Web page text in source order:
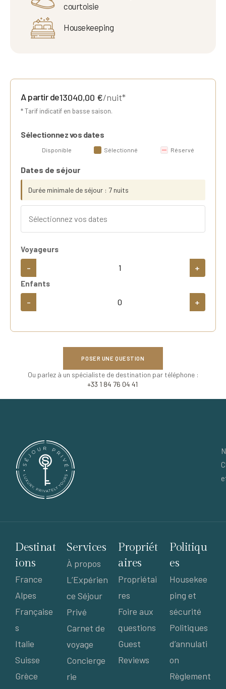
courtoisie
Housekeeping
A partir de13040,00 €/nuit*
* Tarif indicatif en basse saison.
Sélectionnez vos dates
Disponible Sélectionné Réservé
Dates de séjour
Durée minimale de séjour : 7 nuits
Voyageurs
- +
Enfants
- +
POSER UNE QUESTION
Ou parlez à un spécialiste de destination par téléphone :
+33 1 84 76 04 41
Destinat
ions
France
Alpes
Française
s
Italie
Suisse
Grèce
Services
À propos
L’Expérien
ce Séjour
Privé
Carnet de
voyage
Concierge
rie
Propriét
aires
Propriétai
res
Foire aux
questions
Guest
Reviews
Politiqu
es
Housekee
ping et
sécurité
Politiques
d’annulati
on
Règlement